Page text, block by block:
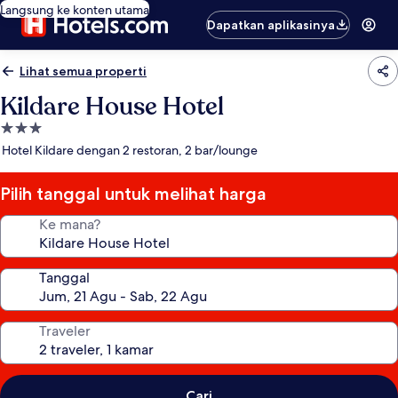
Langsung ke konten utama
Dapatkan aplikasinya
Lihat semua properti
Kildare House Hotel
Properti
bintang
Hotel Kildare dengan 2 restoran, 2 bar/lounge
Pilih tanggal untuk melihat harga
Ke mana?
Tanggal
Traveler